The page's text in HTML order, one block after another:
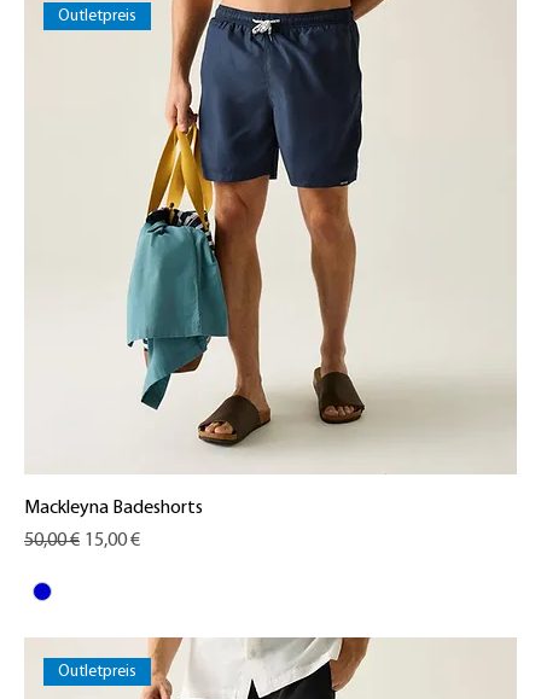
Outletpreis
Mackleyna Badeshorts
Standardpreis
50,00 € Sale-Preis
15,00 €
Outletpreis